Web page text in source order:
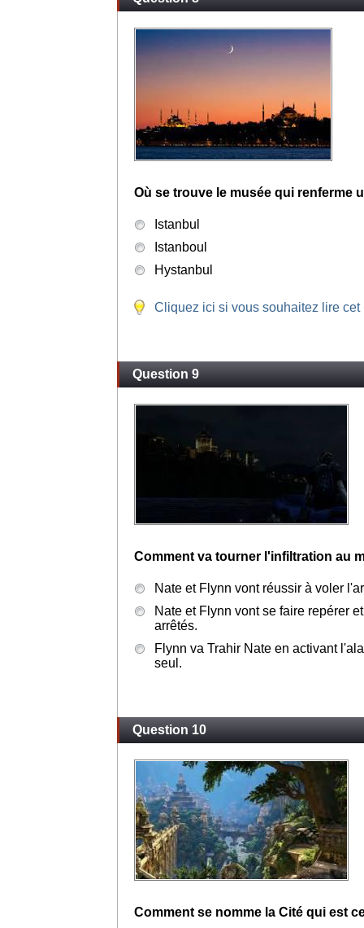
Où se trouve le musée qui renferme
Istanbul
Istanboul
Hystanbul
Cliquez ici si vous souhaitez lire cet
Question 9
Comment va tourner l'infiltration au
Nate et Flynn vont réussir à voler
Nate et Flynn vont se faire repérer
arrêtés.
Flynn va Trahir Nate en activant
seul.
Question 10
Comment se nomme la Cité qui est